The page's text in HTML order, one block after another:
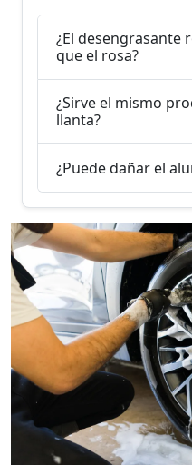
¿El desengrasante
que el rosa?
¿Sirve el mismo
llanta?
¿Puede dañar el